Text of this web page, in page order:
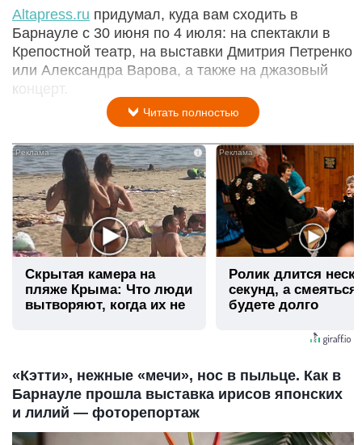
Altapress.ru придумал, куда вам сходить в
Барнауле с 30 июня по 4 июля: на спектакли в
Крепостной театр, на выставки Дмитрия Петренко
или Александра Варова, а также на джазовый
концерт.
Читать полностью
i
Скрытая камера на
пляже Крыма: Что люди
вытворяют, когда их не
Ролик длится
секунд, а
будете долго
«Кэтти», нежные «мечи», нос в пыльце. Как в
Барнауле прошла выставка ирисов японских
и лилий — фоторепортаж